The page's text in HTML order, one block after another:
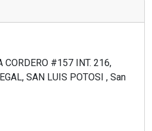
CORDERO #157 INT. 216,
SAN LUIS POTOSI , San